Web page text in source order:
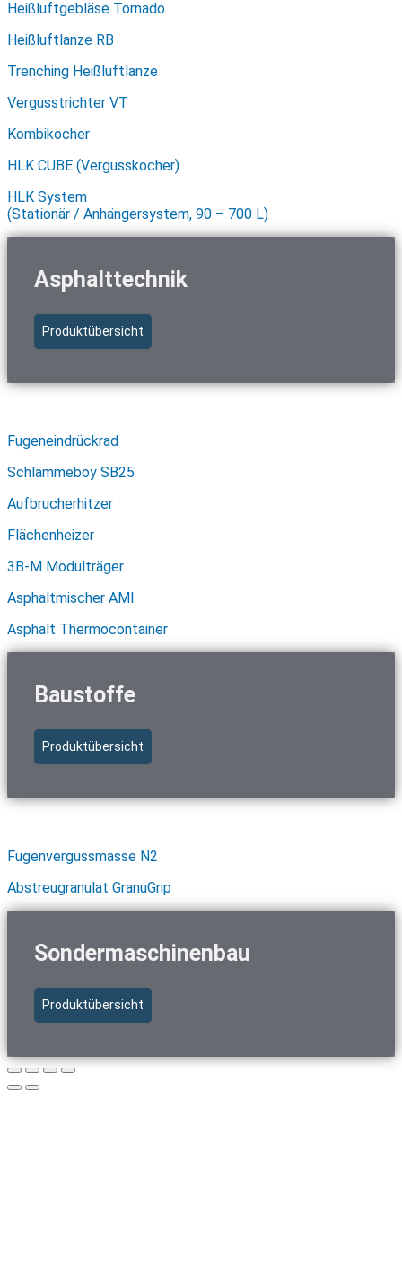
Heißluftgebläse Tornado
Heißluftlanze RB
Trenching Heißluftlanze
Vergusstrichter VT
Kombikocher
HLK CUBE (Vergusskocher)
HLK System
(Stationär / Anhängersystem, 90 – 700 L)
Asphalttechnik
Produktübersicht
Fugeneindrückrad
Schlämmeboy SB25
Aufbrucherhitzer
Flächenheizer
3B-M Modulträger
Asphaltmischer AMI
Asphalt Thermocontainer
Baustoffe
Produktübersicht
Fugenvergussmasse N2
Abstreugranulat GranuGrip
Sondermaschinenbau
Produktübersicht